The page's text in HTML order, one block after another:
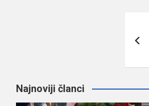
Najnoviji članci